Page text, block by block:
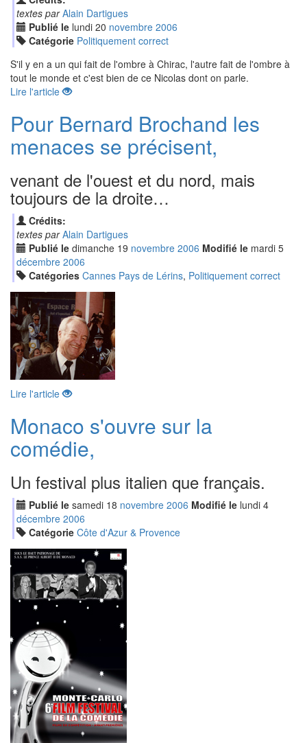
textes par Alain Dartigues
Publié le lundi 20 novembre 2006
Catégorie Politiquement correct
S'il y en a un qui fait de l'ombre à Chirac, l'autre fait de l'ombre à
tout le monde et c'est bien de ce Nicolas dont on parle.
Lire l'article
Pour Bernard Brochand les
menaces se précisent,
venant de l'ouest et du nord, mais
toujours de la droite…
Crédits:
textes par Alain Dartigues
Publié le dimanche 19 novembre 2006 Modifié le mardi 5
décembre 2006
Catégories Cannes Pays de Lérins, Politiquement correct
Lire l'article
Monaco s'ouvre sur la
comédie,
Un festival plus italien que français.
Publié le samedi 18 novembre 2006 Modifié le lundi 4
décembre 2006
Catégorie Côte d'Azur & Provence